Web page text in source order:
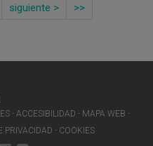
siguiente > >>
ACCESIBILIDAD
MAPA WEB
PRIVACIDAD COOKIES